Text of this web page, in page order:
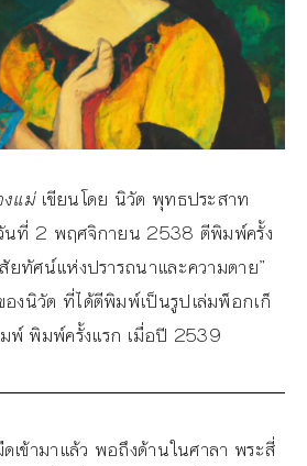
แม่เขียนโดย นิวัต พุทธประสาท
นที่ 2 พฤศจิกายน 2538 ตีพิมพ์ครั้ง
ยทัศน์แห่งปรารถนาและความตาย”
องนิวัต ที่ได้ตีพิมพ์เป็นรูปเล่มพ็อกเก็
พ์ พิมพ์ครั้งแรก เมื่อปี 2539
เข้ามาแล้ว พอถึงด้านในศาลา พระสี่